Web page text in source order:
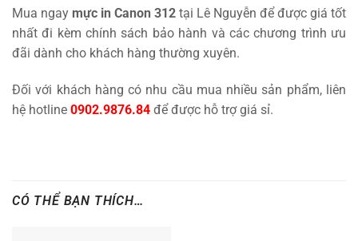
Mua ngay mực in Canon 312 tại Lê Nguyễn để được giá tốt
nhất đi kèm chính sách bảo hành và các chương trình ưu
đãi dành cho khách hàng thường xuyên.
Đối với khách hàng có nhu cầu mua nhiều sản phẩm, liên
hệ hotline 0902.9876.84 để được hỗ trợ giá sỉ.
CÓ THỂ BẠN THÍCH…